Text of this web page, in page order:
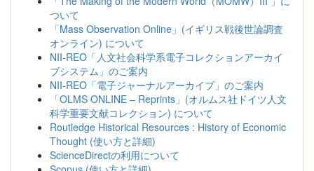
ついて
「Mass Observation Online」(イギリス戦後世論調査
オンライン) について
NII-REO「人文社会科学系電子コレクションアーカイ
ブシステム」のご案内
NII-REO「電子ジャーナルアーカイブ」のご案内
「OLMS ONLINE – Reprints」(オルムス社ドイツ人文
科学重要文献コレクション) について
Routledge Historical Resources : History of Economic
Thought (使い方と詳細)
ScienceDirectの利用について